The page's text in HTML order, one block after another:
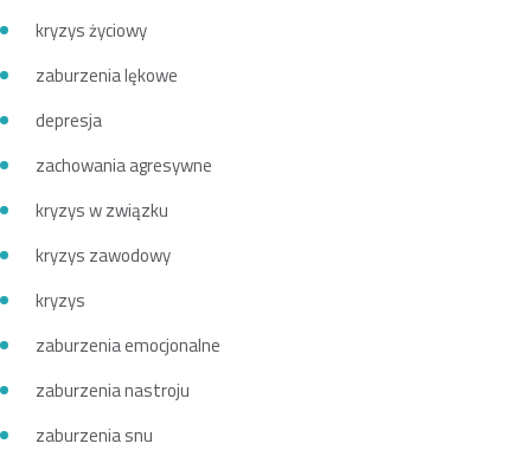
kryzys życiowy
zaburzenia lękowe
depresja
zachowania agresywne
kryzys w związku
kryzys zawodowy
kryzys
zaburzenia emocjonalne
zaburzenia nastroju
zaburzenia snu